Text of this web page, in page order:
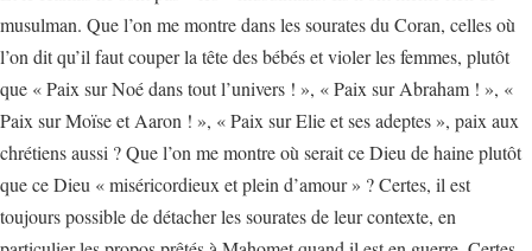
musulman. Que l’on me montre dans les sourates du Coran, celles où
l’on dit qu’il faut couper la tête des bébés et violer les femmes, plutôt
que « Paix sur Noé dans tout l’univers ! », « Paix sur Abraham ! », «
Paix sur Moïse et Aaron ! », « Paix sur Elie et ses adeptes », paix aux
chrétiens aussi ? Que l’on me montre où serait ce Dieu de haine plutôt
que ce Dieu « miséricordieux et plein d’amour » ? Certes, il est
toujours possible de détacher les sourates de leur contexte, en